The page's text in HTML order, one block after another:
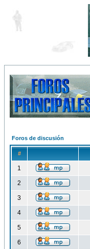
Foros de discusión
#
1
2
3
4
5
6